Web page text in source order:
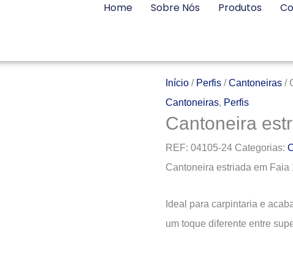
Home Sobre Nós Produtos
Início/ Perfis/Cantoneiras/
Cantoneiras, Perfis
Cantoneira
REF: 04105-24 Categorias:
Cantoneira estriada em Faia
Ideal para carpintaria e
um toque diferente entre